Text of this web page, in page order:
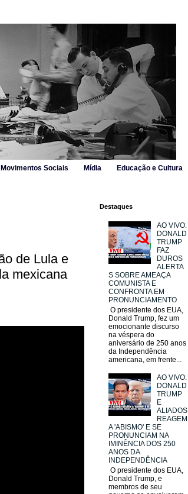
Movimentos Sociais Mídia Educação e Cultura
de Lula e
mexicana
Destaques
AO VIVO:
DONALD
TRUMP
FAZ
DUROS
ALERTA
S SOBRE AMEAÇA
COMUNISTA E
CONFRONTA EM
PRONUNCIAMENTO
O presidente dos EUA,
Donald Trump, fez um
emocionante discurso
na véspera do
aniversário de 250 anos
da Independência
americana, em frente...
AO VIVO:
DONALD
TRUMP
E
ALIADOS
REAGEM
A 'ABISMO' E SE
PRONUNCIAM NA
IMINÊNCIA DOS 250
ANOS DA
INDEPENDÊNCIA
O presidente dos EUA,
Donald Trump, e
membros de seu